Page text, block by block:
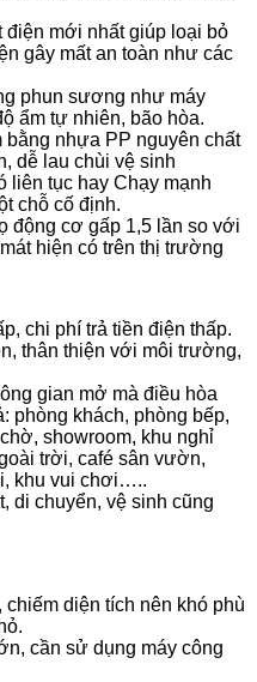
điện mới nhất giúp loại bỏ
gây mất an toàn như các
phun sương như máy
ẩm tự nhiên, bão hòa.
nhựa PP nguyên chất
dễ lau chùi vệ sinh
liên tục hay Chạy mạnh
chỗ cố định.
động cơ gấp 1,5 lần so với
hiện có trên thị trường
chi phí trả tiền điện thấp.
thân thiện với môi trường,
gian mở mà điều hòa
phòng khách, phòng bếp,
showroom, khu nghỉ
trời, café sân vườn,
khu vui chơi…..
di chuyển, vệ sinh cũng
diện tích nên khó phù
cần sử dụng máy công